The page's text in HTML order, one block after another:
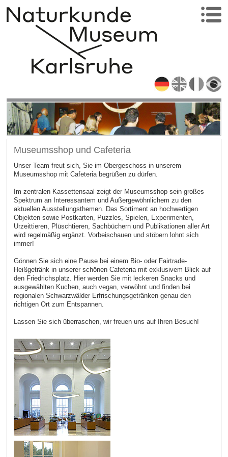
Museumsshop und Cafeteria
Unser Team freut sich, Sie im Obergeschoss in unserem
Museumsshop mit Cafeteria begrüßen zu dürfen.
Im zentralen Kassettensaal zeigt der Museumsshop sein großes
Spektrum an Interessantem und Außergewöhnlichem zu den
aktuellen Ausstellungsthemen. Das Sortiment an hochwertigen
Objekten sowie Postkarten, Puzzles, Spielen, Experimenten,
Urzeittieren, Plüschtieren, Sachbüchern und Publikationen aller Art
wird regelmäßig ergänzt. Vorbeischauen und stöbern lohnt sich
immer!
Gönnen Sie sich eine Pause bei einem Bio- oder Fairtrade-
Heißgetränk in unserer schönen Cafeteria mit exklusivem Blick auf
den Friedrichsplatz. Hier werden Sie mit leckeren Snacks und
ausgewählten Kuchen, auch vegan, verwöhnt und finden bei
regionalen Schwarzwälder Erfrischungsgetränken genau den
richtigen Ort zum Entspannen.
Lassen Sie sich überraschen, wir freuen uns auf Ihren Besuch!